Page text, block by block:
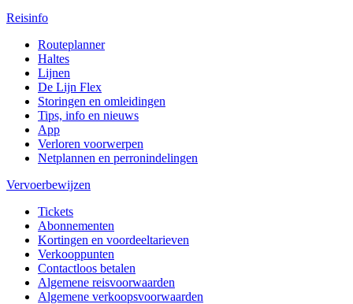
Reisinfo
Routeplanner
Haltes
Lijnen
De Lijn Flex
Storingen en omleidingen
Tips, info en nieuws
App
Verloren voorwerpen
Netplannen en perronindelingen
Vervoerbewijzen
Tickets
Abonnementen
Kortingen en voordeeltarieven
Verkooppunten
Contactloos betalen
Algemene reisvoorwaarden
Algemene verkoopsvoorwaarden